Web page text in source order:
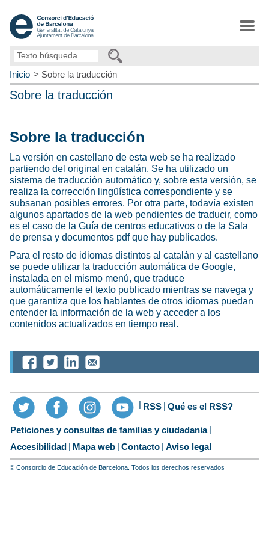
Texto
Inicio
Sobre la traducción
Sobre la traducción
Sobre la traducción
La versión en castellano de esta web se ha realizado
partiendo del original en catalán. Se ha utilizado un
sistema de traducción automático y, sobre esta versión, se
realiza la corrección lingüística correspondiente y se
subsanan posibles errores. Por otra parte, todavía existen
algunos apartados de la web pendientes de traducir, como
es el caso de la Guía de centros educativos o de la Sala
de prensa y documentos pdf que hay publicados.
Para el resto de idiomas distintos al catalán y al castellano
se puede utilizar la traducción automática de Google,
instalada en el mismo menú, que traduce
automáticamente el texto publicado mientras se navega y
que garantiza que los hablantes de otros idiomas puedan
entender la información de la web y acceder a los
contenidos actualizados en tiempo real.
RSS Qué es el RSS?
Peticiones y consultas de familias y ciudadania
Accesibilidad
Mapa web Contacto Aviso legal
© Consorcio de Educación de Barcelona. Todos los derechos reservados